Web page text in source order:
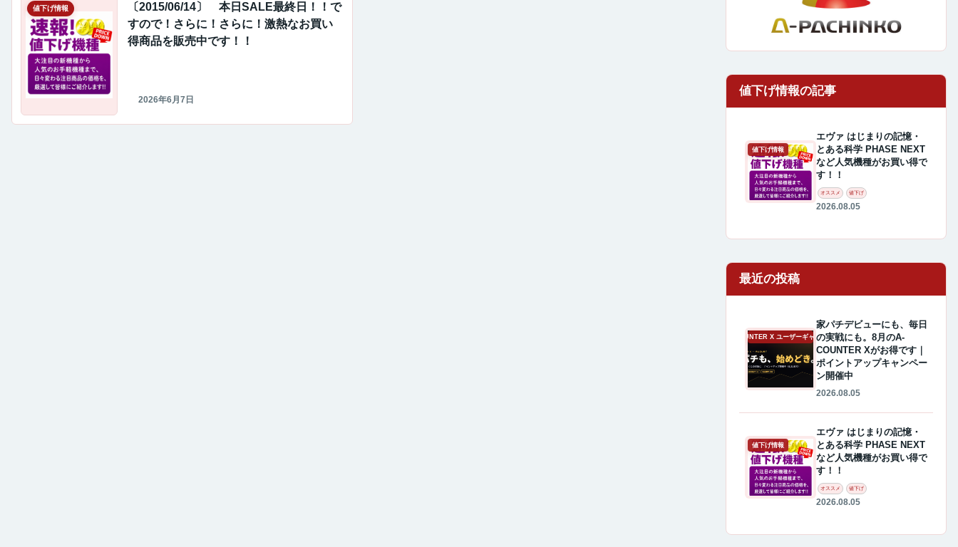
値下げ情報
〔2015/06/14〕 本日SALE最終日！！で
すので！さらに！さらに！激熱なお買い
得商品を販売中です！！
2026年6月7日
値下げ情報
エヴァ はじまりの記憶・
とある科学 PHASE NEXT
など人気機種がお買い得で
す！！
オススメ 値下げ
2026.08.05
最近の投稿
A-COUNTER X ユーザーギャラリー
家パチデビューにも、毎日
の実戦にも。8月のA-
COUNTER Xがお得です｜
ポイントアップキャンペー
ン開催中
2026.08.05
値下げ情報
エヴァ はじまりの記憶・
とある科学 PHASE NEXT
など人気機種がお買い得で
す！！
オススメ 値下げ
2026.08.05